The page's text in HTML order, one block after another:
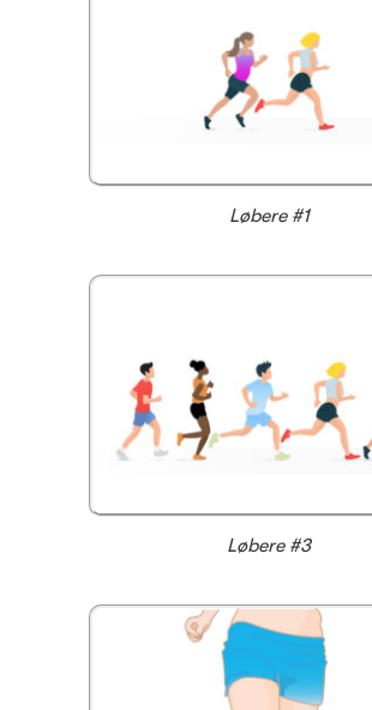
Løbere #1
Løbere #3